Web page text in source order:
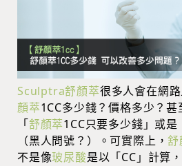
Sculptra舒顏萃很多人會在網
顏萃1CC多少錢？價格多少？
「舒顏萃1CC只要多少錢」或是
（黑人問號？）。可實際上，舒
不是像玻尿酸是以「CC」計算